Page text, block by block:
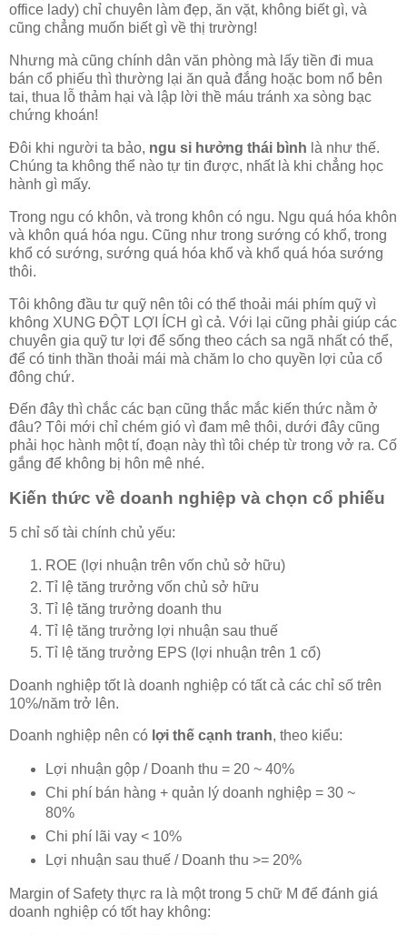
office lady) chỉ chuyên làm đẹp, ăn vặt, không biết gì, và
cũng chẳng muốn biết gì về thị trường!
Nhưng mà cũng chính dân văn phòng mà lấy tiền đi mua
bán cổ phiếu thì thường lại ăn quả đắng hoặc bom nổ bên
tai, thua lỗ thảm hại và lập lời thề máu tránh xa sòng bạc
chứng khoán!
Đôi khi người ta bảo, ngu si hưởng thái bình là như thế.
Chúng ta không thể nào tự tin được, nhất là khi chẳng học
hành gì mấy.
Trong ngu có khôn, và trong khôn có ngu. Ngu quá hóa khôn
và khôn quá hóa ngu. Cũng như trong sướng có khổ, trong
khổ có sướng, sướng quá hóa khổ và khổ quá hóa sướng
thôi.
Tôi không đầu tư quỹ nên tôi có thể thoải mái phím quỹ vì
không XUNG ĐỘT LỢI ÍCH gì cả. Với lại cũng phải giúp các
chuyên gia quỹ tư lợi để sống theo cách sa ngã nhất có thể,
để có tinh thần thoải mái mà chăm lo cho quyền lợi của cổ
đông chứ.
Đến đây thì chắc các bạn cũng thắc mắc kiến thức nằm ở
đâu? Tôi mới chỉ chém gió vì đam mê thôi, dưới đây cũng
phải học hành một tí, đoạn này thì tôi chép từ trong vở ra. Cố
gắng để không bị hôn mê nhé.
Kiến thức về doanh nghiệp và chọn cổ phiếu
5 chỉ số tài chính chủ yếu:
ROE (lợi nhuận trên vốn chủ sở hữu)
Tỉ lệ tăng trưởng vốn chủ sở hữu
Tỉ lệ tăng trưởng doanh thu
Tỉ lệ tăng trưởng lợi nhuận sau thuế
Tỉ lệ tăng trưởng EPS (lợi nhuận trên 1 cổ)
Doanh nghiệp tốt là doanh nghiệp có tất cả các chỉ số trên
10%/năm trở lên.
Doanh nghiệp nên có lợi thế cạnh tranh, theo kiểu:
Lợi nhuận gộp / Doanh thu = 20 ~ 40%
Chi phí bán hàng + quản lý doanh nghiệp = 30 ~
80%
Chi phí lãi vay < 10%
Lợi nhuận sau thuế / Doanh thu >= 20%
Margin of Safety thực ra là một trong 5 chữ M để đánh giá
doanh nghiệp có tốt hay không: